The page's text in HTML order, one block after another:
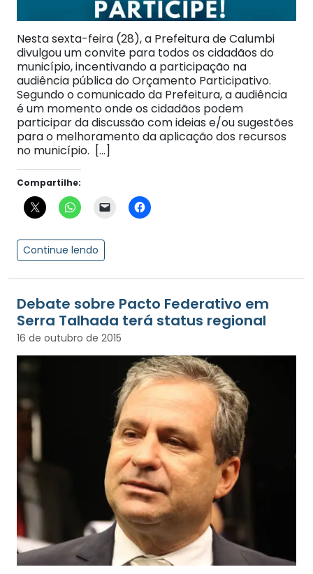
Nesta sexta-feira (28), a Prefeitura de Calumbi
divulgou um convite para todos os cidadãos do
município, incentivando a participação na
audiência pública do Orçamento Participativo.
Segundo o comunicado da Prefeitura, a audiência
é um momento onde os cidadãos podem
participar da discussão com ideias e/ou sugestões
para o melhoramento da aplicação dos recursos
no município. […]
Compartilhe:
Continue lendo
Debate sobre Pacto Federativo em
Serra Talhada terá status regional
16 de outubro de 2015